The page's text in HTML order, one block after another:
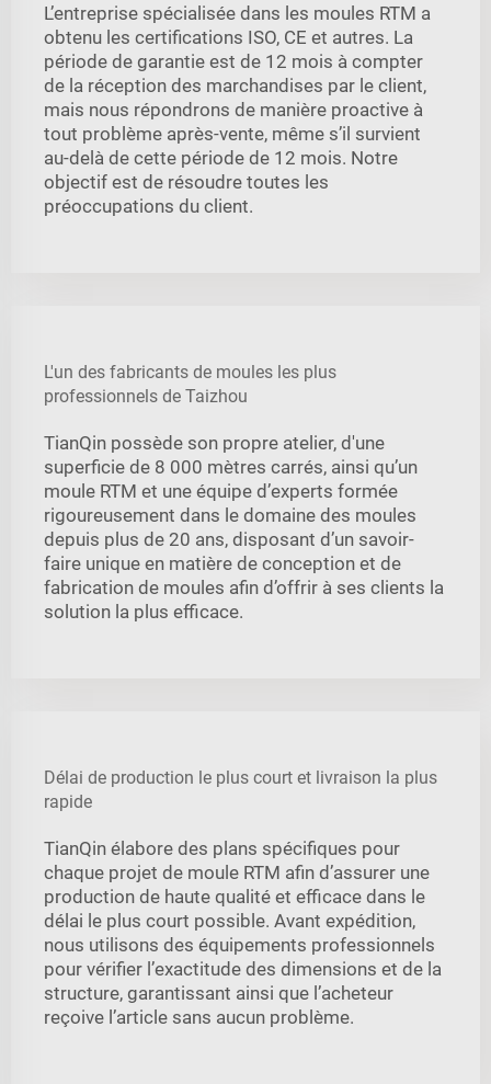
L’entreprise spécialisée dans les moules RTM a
obtenu les certifications ISO, CE et autres. La
période de garantie est de 12 mois à compter
de la réception des marchandises par le client,
mais nous répondrons de manière proactive à
tout problème après-vente, même s’il survient
au-delà de cette période de 12 mois. Notre
objectif est de résoudre toutes les
préoccupations du client.
L'un des fabricants de moules les plus
professionnels de Taizhou
TianQin possède son propre atelier, d'une
superficie de 8 000 mètres carrés, ainsi qu’un
moule RTM et une équipe d’experts formée
rigoureusement dans le domaine des moules
depuis plus de 20 ans, disposant d’un savoir-
faire unique en matière de conception et de
fabrication de moules afin d’offrir à ses clients la
solution la plus efficace.
Délai de production le plus court et livraison la plus
rapide
TianQin élabore des plans spécifiques pour
chaque projet de moule RTM afin d’assurer une
production de haute qualité et efficace dans le
délai le plus court possible. Avant expédition,
nous utilisons des équipements professionnels
pour vérifier l’exactitude des dimensions et de la
structure, garantissant ainsi que l’acheteur
reçoive l’article sans aucun problème.